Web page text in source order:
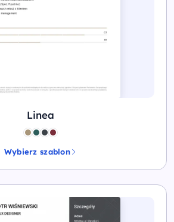
Linea
Wybierz szablon